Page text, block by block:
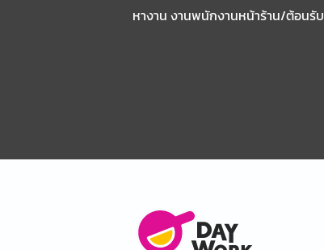
หางาน งานพนักงานหน้าร้าน/ต้อนรับ